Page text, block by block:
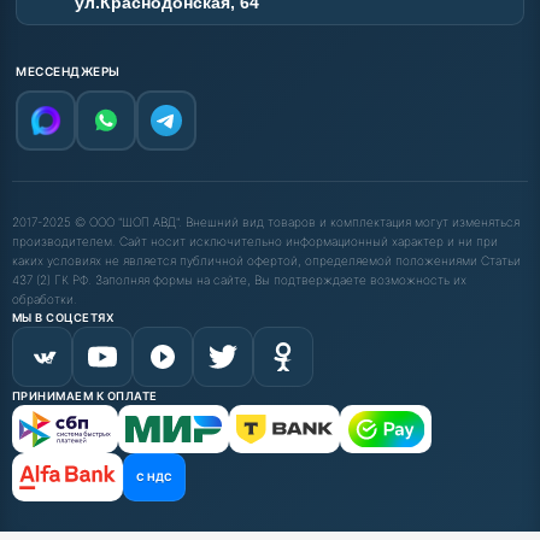
МЕССЕНДЖЕРЫ
2017-2025 © ООО "ШОП АВД". Внешний вид товаров и комплектация могут изменяться
производителем. Сайт носит исключительно информационный характер и ни при
каких условиях не является публичной офертой, определяемой положениями Статьи
437 (2) ГК РФ. Заполняя формы на сайте, Вы подтверждаете возможность их
обработки.
МЫ В СОЦСЕТЯХ
ПРИНИМАЕМ К ОПЛАТЕ
С НДС